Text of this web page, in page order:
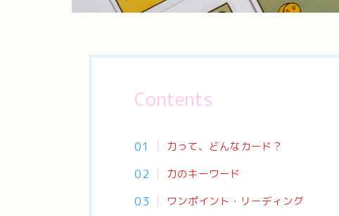
Contents
力って、どんなカード？
力のキーワード
ワンポイント・リーディング